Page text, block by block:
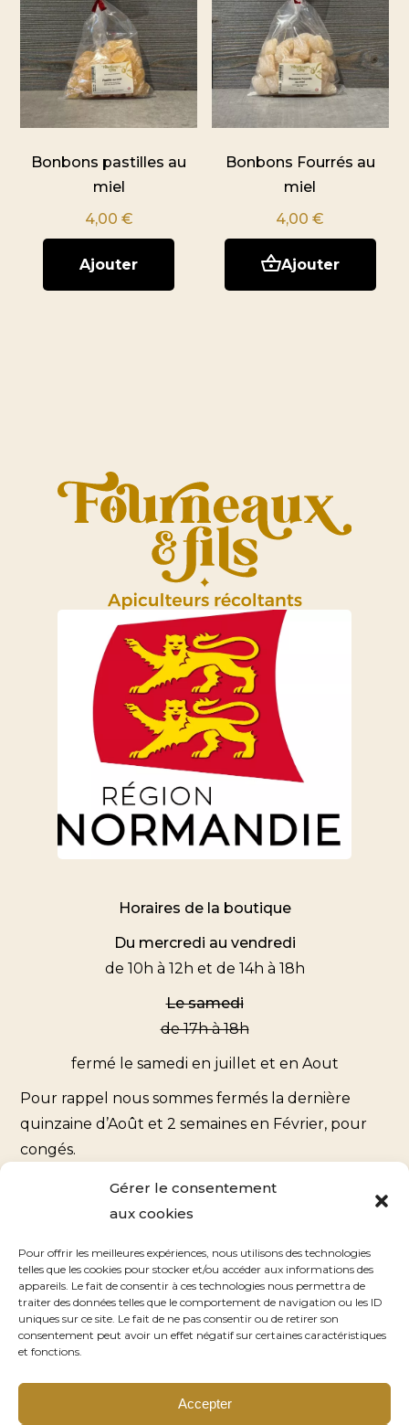
Gérer le consentement
aux cookies
Pour offrir les meilleures expériences, nous utilisons des technologies
telles que les cookies pour stocker et/ou accéder aux informations des
appareils. Le fait de consentir à ces technologies nous permettra de
traiter des données telles que le comportement de navigation ou les ID
uniques sur ce site. Le fait de ne pas consentir ou de retirer son
consentement peut avoir un effet négatif sur certaines caractéristiques
et fonctions.
Accepter
Bonbons pastilles au
miel
4,00 €
Ajouter
Bonbons Fourrés au
miel
4,00€
Ajouter
Horaires de la boutique
Du mercredi au vendredi
de 10h à 12h et de 14h à 18h
Le samedi
de 17h à 18h
fermé le samedi en juillet et en Aout
Pour rappel nous sommes fermés la dernière
quinzaine d’Août et 2 semaines en Février, pour
congés.
Coordonnées
900 rue de la Côte Bailly
76510 Saint-Nicolas d’Aliermont
Contact
Nous écrire